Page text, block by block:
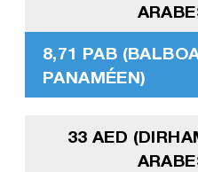
8,71 PAB
PANAMÉEN)
33 AED